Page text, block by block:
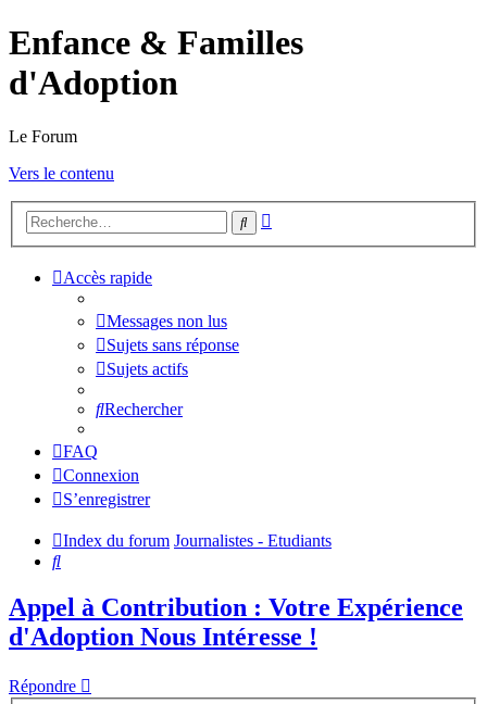
Enfance & Familles
d'Adoption
Le Forum
Vers le contenu
Rechercher
Accès rapide
Messages non lus
Sujets sans réponse
Sujets actifs
Rechercher
FAQ
Connexion
S’enregistrer
Index du forum Journalistes - Etudiants
Rechercher
Appel à Contribution : Votre Expérience
d'Adoption Nous Intéresse !
Répondre